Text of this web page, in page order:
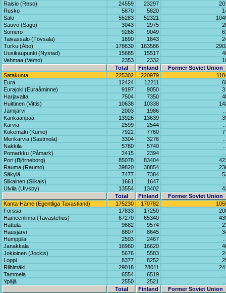
Raisio (Reso)
24559 23297
Rusko
5870 5820
Salo
55283 52321
Sauvo (Sagu)
3043 2975
Somero
9268 9049
Taivassalo (Tövsala)
1690 1643
Turku (Åbo)
178630 163586
Uusikaupunki (Nystad)
15685 15517
Vehmaa (Vemo)
2353 2332
Total
Finland
Former Soviet Union
Satakunta
225302 220979
Eura
12424 12211
Eurajoki (Euraåminne)
9197 9050
Harjavalta
7504 7350
Huittinen (Vittis)
10638 10338
Jämijärvi
2003 1986
Kankaanpää
13926 13639
Karvia
2599 2544
Kokemäki (Kumo)
7922 7760
Merikarvia (Sastmola)
3304 3276
Nakkila
5780 5740
Pomarkku (Påmark)
2415 2394
Pori (Björneborg)
85078 83404
Rauma (Raumo)
39820 38854
Säkylä
7477 7384
Siikainen (Siikais)
1661 1647
Ulvila (Ulvsby)
13554 13402
Total
Finland
Former Soviet Union
Kanta-Häme (Egentliga Tavastland)
175230 170782
Forssa
17833 17250
Hämeenlinna (Tavastehus)
67270 65340
Hattula
9682 9574
Hausjärvi
8807 8645
Humppila
2503 2467
Janakkala
16960 16620
Jokioinen (Jockis)
5676 5583
Loppi
8377 8252
Riihimäki
29018 28011
Tammela
6554 6519
Ypäjä
2550 2521
Total
Finland
Former Soviet Union